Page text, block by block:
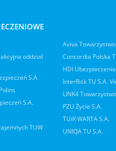
oddział
S.A
S.A.
TUW
Aviva
Concordia Polska
HDI Ubezpieczenia
InterRisk TU S.A.
LINK4
PZU Życie S.A.
TUiR WARTA S.A.
UNIQA TU S.A.